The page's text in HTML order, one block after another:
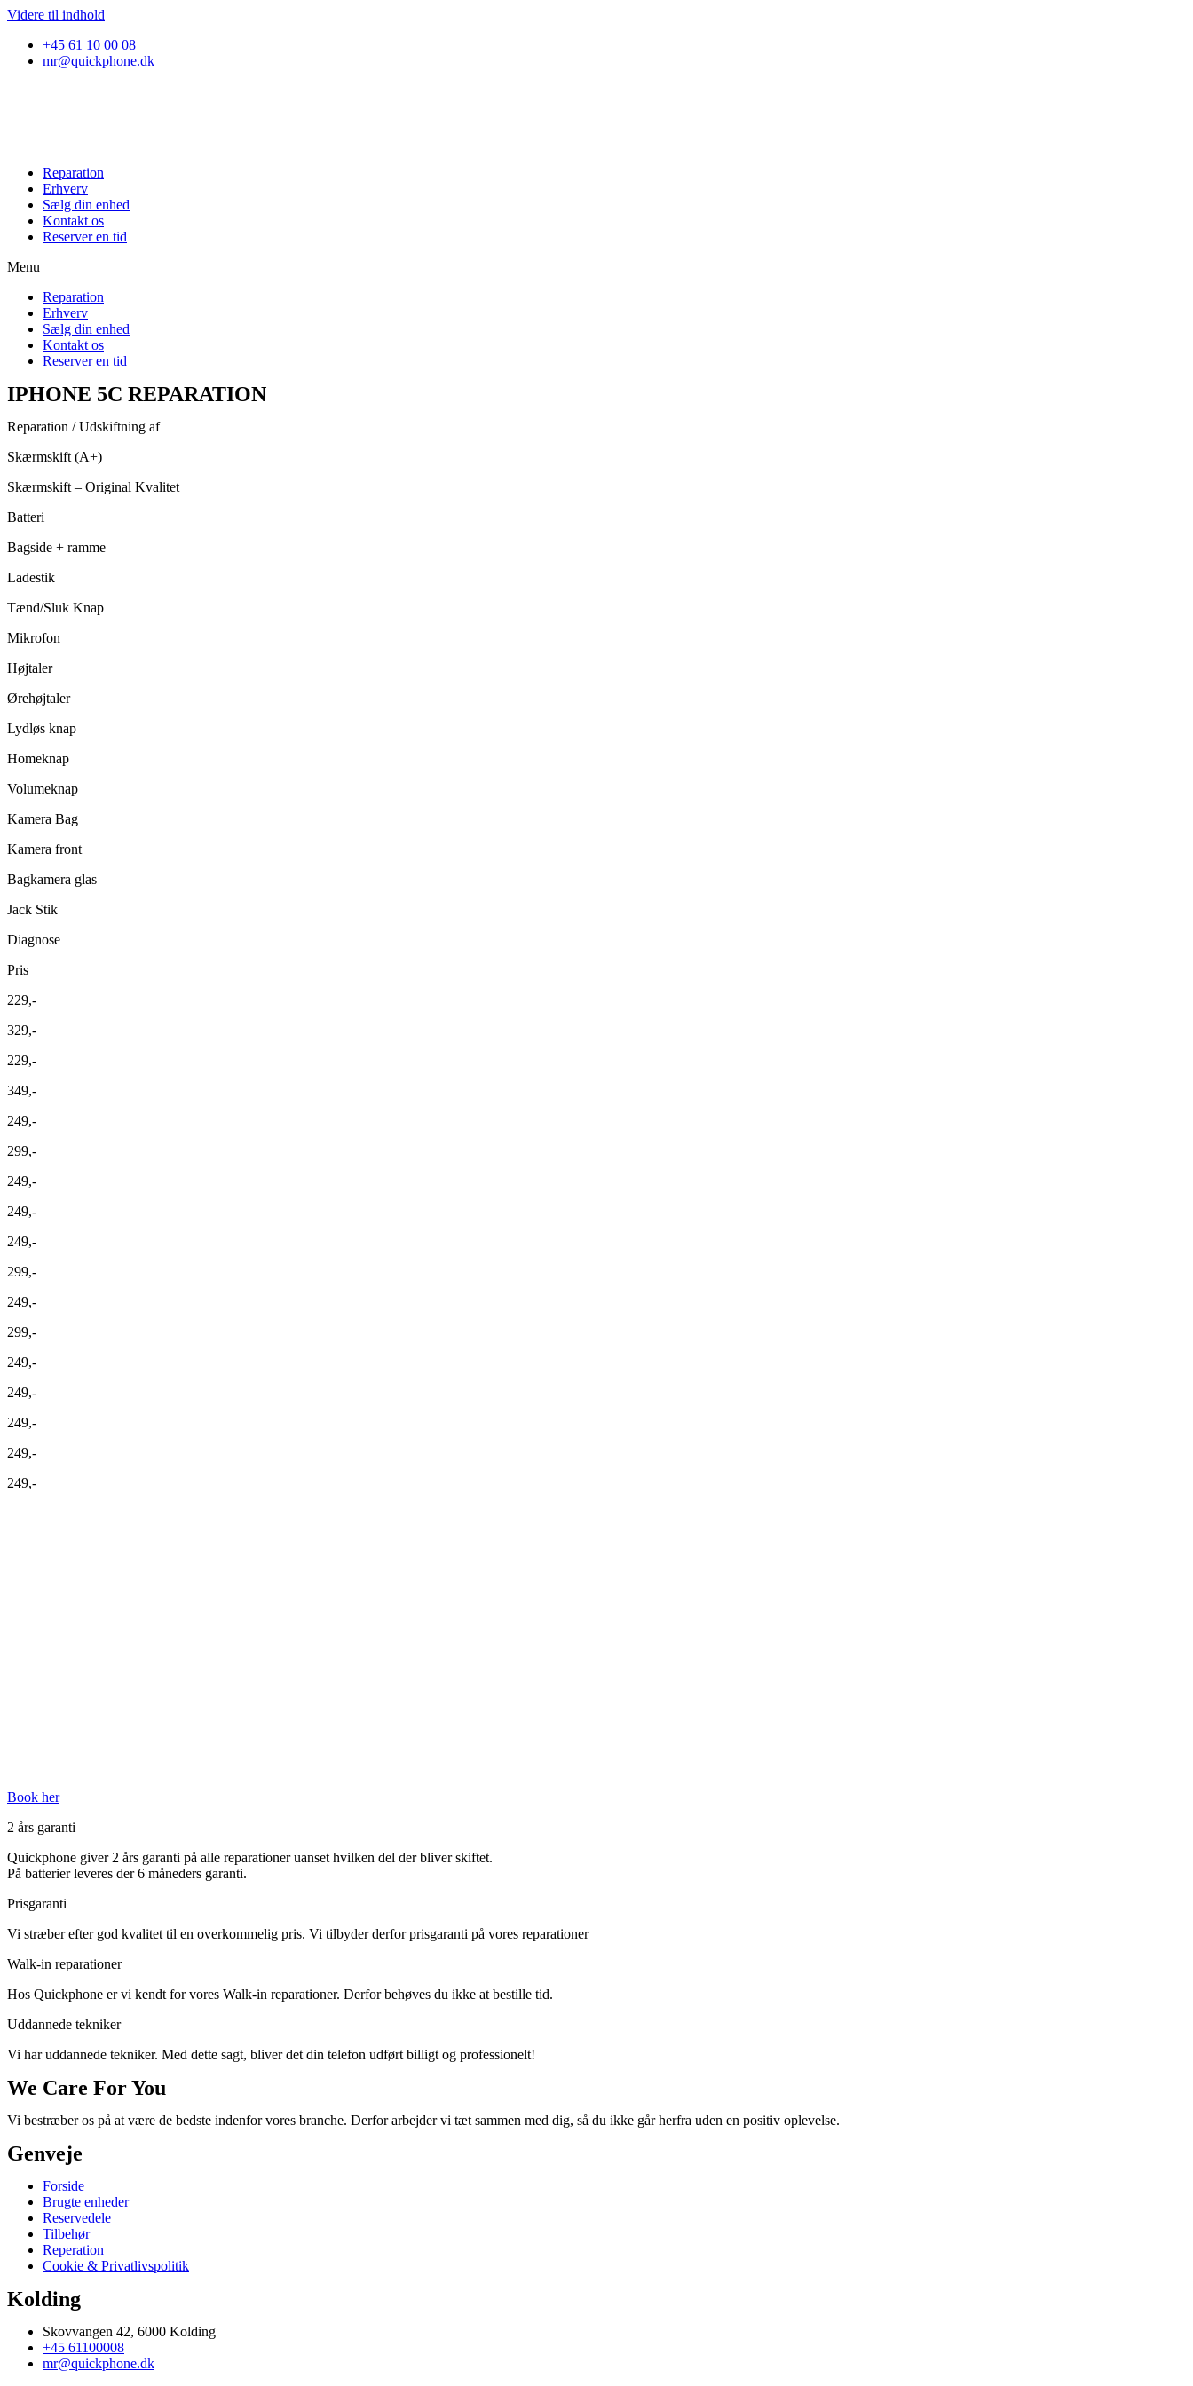
Videre til indhold
+45 61 10 00 08
mr@quickphone.dk
Reparation
Erhverv
Sælg din enhed
Kontakt os
Reserver en tid
Menu
Reparation
Erhverv
Sælg din enhed
Kontakt os
Reserver en tid
IPHONE 5C REPARATION
Reparation / Udskiftning af
Skærmskift (A+)
Skærmskift – Original Kvalitet
Batteri
Bagside + ramme
Ladestik
Tænd/Sluk Knap
Mikrofon
Højtaler
Ørehøjtaler
Lydløs knap
Homeknap
Volumeknap
Kamera Bag
Kamera front
Bagkamera glas
Jack Stik
Diagnose
Pris
229,-
329,-
229,-
349,-
249,-
299,-
249,-
249,-
249,-
299,-
249,-
299,-
249,-
249,-
249,-
249,-
249,-
Book her
2 års garanti
Quickphone giver 2 års garanti på alle reparationer uanset hvilken del der bliver skiftet.
På batterier leveres der 6 måneders garanti.
Prisgaranti
Vi stræber efter god kvalitet til en overkommelig pris. Vi tilbyder derfor prisgaranti på vores reparationer
Walk-in reparationer
Hos Quickphone er vi kendt for vores Walk-in reparationer. Derfor behøves du ikke at bestille tid.
Uddannede tekniker
Vi har uddannede tekniker. Med dette sagt, bliver det din telefon udført billigt og professionelt!
We Care For You
Vi bestræber os på at være de bedste indenfor vores branche. Derfor arbejder vi tæt sammen med dig, så du ikke går herfra uden en positiv oplevelse.
Genveje
Forside
Brugte enheder
Reservedele
Tilbehør
Reperation
Cookie & Privatlivspolitik
Kolding
Skovvangen 42, 6000 Kolding
+45 61100008
mr@quickphone.dk